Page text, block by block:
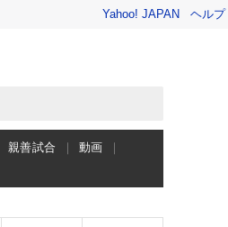
Yahoo! JAPAN ヘルプ
親善試合
動画